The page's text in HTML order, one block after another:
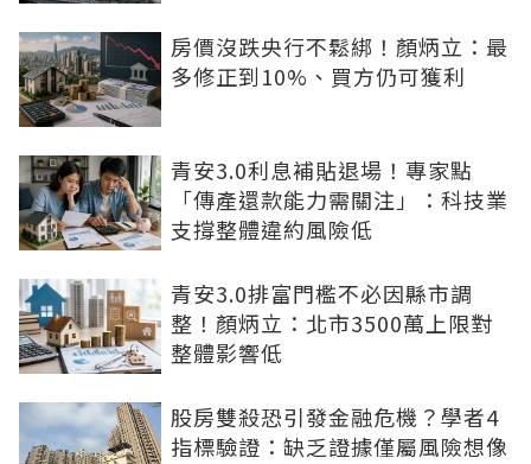
房價沒跌央行不鬆綁！顏炳立：最
多修正到10%、買方仍可獲利
青安3.0利息補貼退場！專家點
「傳產還款能力需關注」：科技業
支撐整體違約風險低
青安3.0排富門檻不必因縣市調
整！顏炳立：北市3500萬上限對
整體影響低
股房雙殺恐引發金融危機？學者4
指標驗證：缺乏證據僅屬風險想像